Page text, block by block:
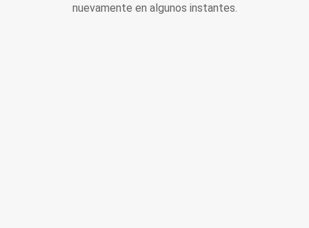
nuevamente en algunos instantes.